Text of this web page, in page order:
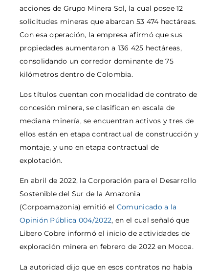
acciones de Grupo Minera Sol, la cual posee 12
solicitudes mineras que abarcan 53 474 hectáreas.
Con esa operación, la empresa afirmó que sus
propiedades aumentaron a 136 425 hectáreas,
consolidando un corredor dominante de 75
kilómetros dentro de Colombia.
Los títulos cuentan con modalidad de contrato de
concesión minera, se clasifican en escala de
mediana minería, se encuentran activos y tres de
ellos están en etapa contractual de construcción y
montaje, y uno en etapa contractual de
explotación.
En abril de 2022, la Corporación para el Desarrollo
Sostenible del Sur de la Amazonia
(Corpoamazonia) emitió el Comunicado a la
Opinión Pública 004/2022, en el cual señaló que
Libero Cobre informó el inicio de actividades de
exploración minera en febrero de 2022 en Mocoa.
La autoridad dijo que en esos contratos no había